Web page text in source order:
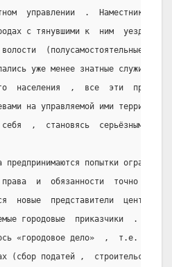
управлении  .  Наместниками
с тянувшими к  ним  уездами
(полусамостоятельные
уже менее знатные служилые
населения  ,  все  эти
на управляемой ими
себя  ,  становясь  серьёзным
предпринимаются попытки
и  обязанности  точно
новые  представители
городовые  приказчики  .
«городовое дело»  ,  т.е.
(сбор податей ,